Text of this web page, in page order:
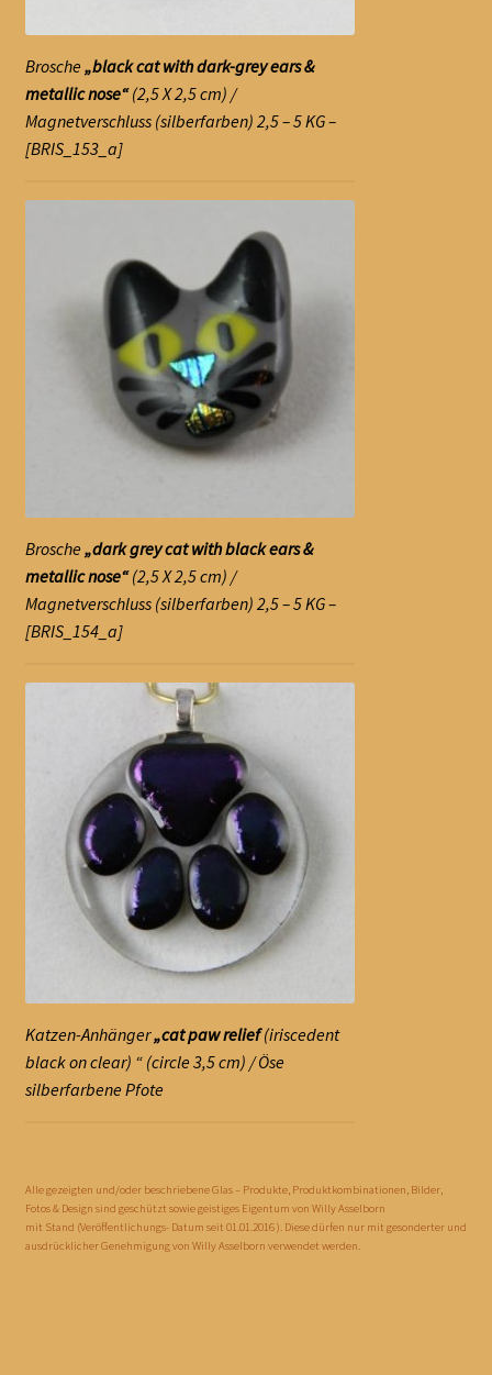
Brosche„black cat with dark-grey ears &
metallic nose“(2,5 X 2,5 cm) /
Magnetverschluss (silberfarben) 2,5 – 5 KG –
[BRIS_153_a]
Brosche„dark grey cat with black ears &
metallic nose“(2,5 X 2,5 cm) /
Magnetverschluss (silberfarben) 2,5 – 5 KG –
[BRIS_154_a]
Katzen-Anhänger„cat paw relief(iriscedent
black on clear) “ (circle 3,5 cm) / Öse
silberfarbene Pfote
Alle gezeigten und/oder beschriebene Glas – Produkte, Produktkombinationen, Bilder,
Fotos & Design sind geschützt sowie geistiges Eigentum von Willy Asselborn
mit Stand (Veröffentlichungs- Datum seit 01.01.2016 ). Diese dürfen nur mit gesonderter und
ausdrücklicher Genehmigung von Willy Asselborn verwendet werden.